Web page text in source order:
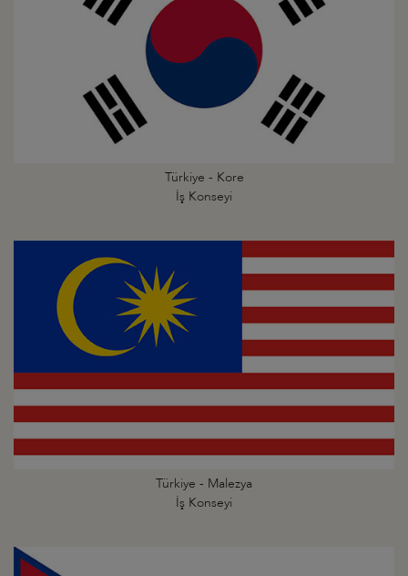
Türkiye - Kore
İş Konseyi
Türkiye - Malezya
İş Konseyi